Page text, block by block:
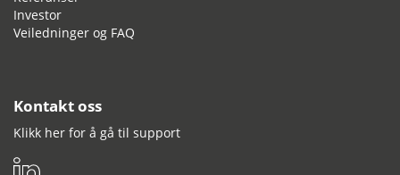
Investor
Veiledninger og FAQ
Kontakt oss
Klikk her for å gå til support